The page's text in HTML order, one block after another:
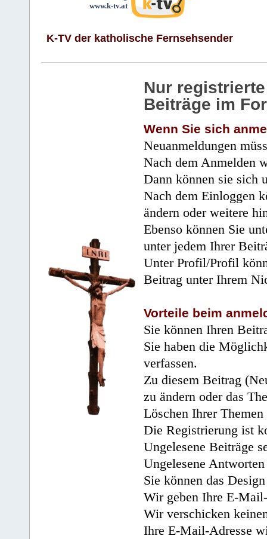
www.k-tv.at
K-TV der katholische Fernsehsender
Nur
Beiträge im
Wenn Sie sich
Neuanmeldungen
Nach dem Anmelden
Dann können sie sich
Nach dem Einloggen
ändern oder weitere
Ebenso können Sie
unter jedem Ihrer
Unter Profil/Profil
Beitrag unter Ihrem
Vorteile beim
Sie können Ihren
Sie haben die
verfassen.
Zu diesem Beitrag
zu ändern oder das
Löschen Ihrer
Die Registrierung ist
Ungelesene Beiträge
Ungelesene
Sie können das
Wir geben Ihre E-
Wir verschicken
Ihre E-Mail-Adresse